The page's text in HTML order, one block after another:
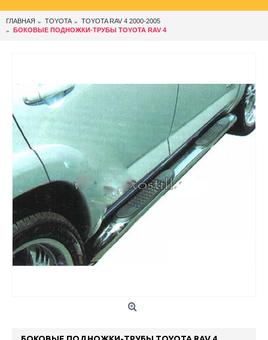
ГЛАВНАЯ TOYOTA
TOYOTA RAV 4 2000-2005
БОКОВЫЕ ПОДНОЖКИ-ТРУБЫ TOYOTA RAV 4